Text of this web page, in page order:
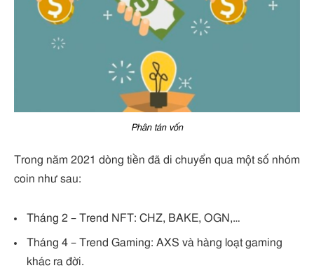
Phân tán vốn
Trong năm 2021 dòng tiền đã di chuyển qua một số nhóm
coin như sau:
Tháng 2 – Trend NFT: CHZ, BAKE, OGN,…
Tháng 4 – Trend Gaming: AXS và hàng loạt gaming
khác ra đời.